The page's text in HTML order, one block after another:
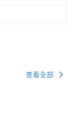
查看全部